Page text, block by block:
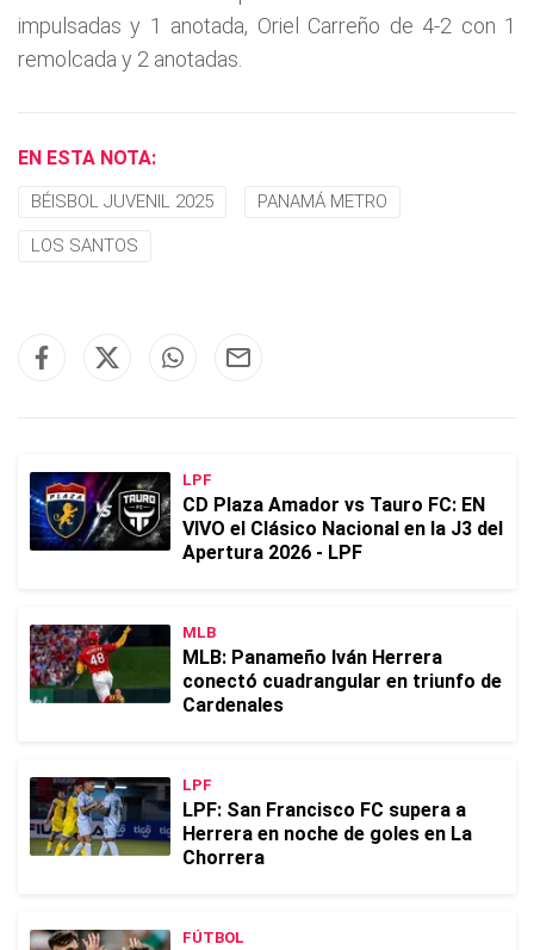
impulsadas y 1 anotada, Oriel Carreño de 4-2 con 1
remolcada y 2 anotadas.
EN ESTA NOTA:
BÉISBOL JUVENIL 2025 PANAMÁ METRO
LOS SANTOS
LPF
CD Plaza Amador vs Tauro FC: EN
VIVO el Clásico Nacional en la J3 del
Apertura 2026 - LPF
MLB
MLB: Panameño Iván Herrera
conectó cuadrangular en triunfo de
Cardenales
LPF
LPF: San Francisco FC supera a
Herrera en noche de goles en La
Chorrera
FÚTBOL